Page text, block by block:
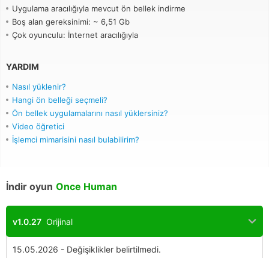
Uygulama aracılığıyla mevcut ön bellek indirme
Boş alan gereksinimi: ~ 6,51 Gb
Çok oyunculu: İnternet aracılığıyla
YARDIM
Nasıl yüklenir?
Hangi ön belleği seçmeli?
Ön bellek uygulamalarını nasıl yüklersiniz?
Video öğretici
İşlemci mimarisini nasıl bulabilirim?
İndir oyun Once Human
v1.0.27 Orijinal
15.05.2026 - Değişiklikler belirtilmedi.